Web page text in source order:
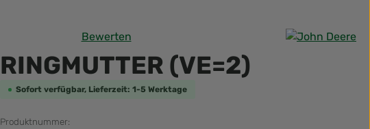
Durchschnittliche Bewertung von 0 von 5 Sternen
Bewerten
RINGMUTTER (VE=2)
Sofort verfügbar, Lieferzeit: 1-5 Werktage
Produktnummer: